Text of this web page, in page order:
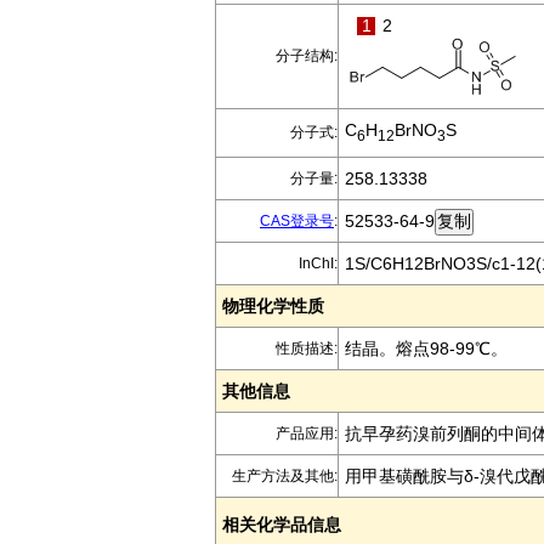
分子结构:
1 2
分子式: C6H12BrNO3S
分子量: 258.13338
CAS登录号: 52533-64-9
InChI: 1S/C6H12BrNO3S/c1-
物理化学性质
性质描述: 结晶。熔点98-99℃。
其他信息
产品应用: 抗早孕药溴前列酮的中间
生产方法及其他: 用甲基磺酰胺与δ-溴代戊
相关化学品信息